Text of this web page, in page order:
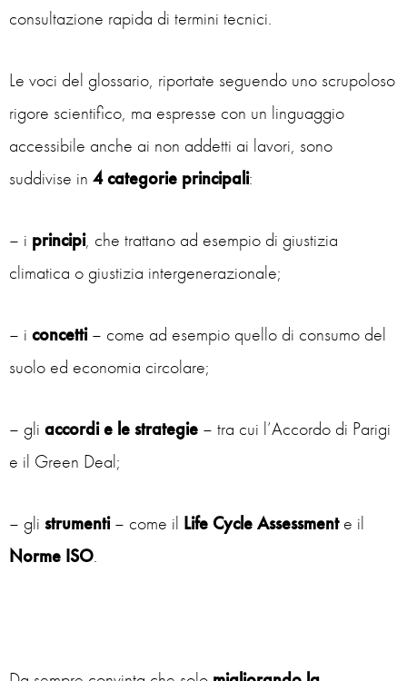
consultazione rapida di termini tecnici.
Le voci del glossario, riportate seguendo uno scrupoloso
rigore scientifico, ma espresse con un linguaggio
accessibile anche ai non addetti ai lavori, sono
suddivise in 4 categorie principali:
– i principi, che trattano ad esempio di giustizia
climatica o giustizia intergenerazionale;
– i concetti– come ad esempio quello di consumo del
suolo ed economia circolare;
– gli accordi e le strategie – tra cui l’Accordo di Parigi
e il Green Deal;
– gli strumenti– come il Life Cycle Assessmente il
Norme ISO.